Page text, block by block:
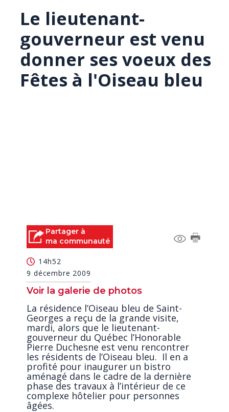
Le lieutenant-
gouverneur est venu
donner ses voeux des
Fêtes à l'Oiseau bleu
Partager à
ma communauté
14h52
9 décembre 2009
Voir la galerie de photos
La résidence l’Oiseau bleu de Saint-
Georges a reçu de la grande visite,
mardi, alors que le lieutenant-
gouverneur du Québec l’Honorable
Pierre Duchesne est venu rencontrer
les résidents de l’Oiseau bleu. Il en a
profité pour inaugurer un bistro
aménagé dans le cadre de la dernière
phase des travaux à l’intérieur de ce
complexe hôtelier pour personnes
âgées.